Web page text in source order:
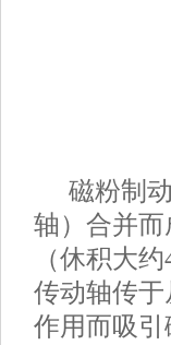
磁粉制动
轴）合并
（休积大
传动轴传
作用而吸